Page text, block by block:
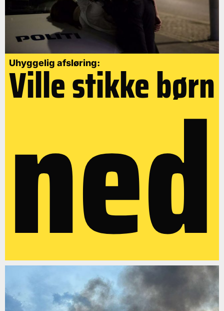
Uhyggelig afsløring:
Ville stikke børn
ned